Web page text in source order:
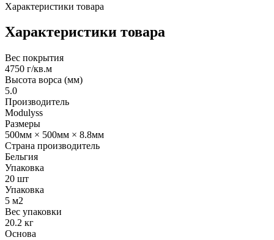
Характеристики товара
Характеристики товара
Вес покрытия
4750 г/кв.м
Высота ворса (мм)
5.0
Производитель
Modulyss
Размеры
500мм × 500мм × 8.8мм
Страна производитель
Бельгия
Упаковка
20 шт
Упаковка
5 м2
Вес упаковки
20.2 кг
Основа